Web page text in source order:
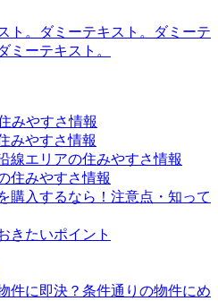
ト。ダミーテキスト。ダミーテ
ミーテキスト。
みやすさ情報
みやすさ情報
線エリアの住みやすさ情報
住みやすさ情報
購入するなら！注意点・知って
きたいポイント
件に即決？条件通りの物件にめ